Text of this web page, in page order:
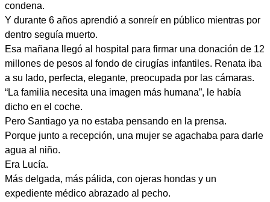
condena.
Y durante 6 años aprendió a sonreír en público mientras por
dentro seguía muerto.
Esa mañana llegó al hospital para firmar una donación de 12
millones de pesos al fondo de cirugías infantiles. Renata iba
a su lado, perfecta, elegante, preocupada por las cámaras.
“La familia necesita una imagen más humana”, le había
dicho en el coche.
Pero Santiago ya no estaba pensando en la prensa.
Porque junto a recepción, una mujer se agachaba para darle
agua al niño.
Era Lucía.
Más delgada, más pálida, con ojeras hondas y un
expediente médico abrazado al pecho.